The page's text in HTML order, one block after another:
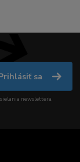
sa
newslettera.